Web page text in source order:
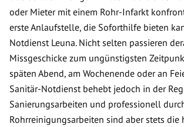
oder Mieter mit einem Rohr-Infarkt
erste Anlaufstelle, die Soforthilfe bieten
Notdienst Leuna. Nicht selten passieren
Missgeschicke zum ungünstigsten
späten Abend, am Wochenende oder an
Sanitär-Notdienst behebt jedoch in der
Sanierungsarbeiten und professionell
Rohrreinigungsarbeiten sind aber stets die